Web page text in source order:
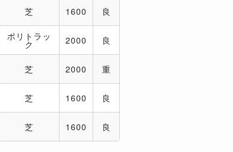
芝 1600 良
ポリトラッ
ク 2000 良
芝 2000 重
芝 1600 良
芝 1600 良